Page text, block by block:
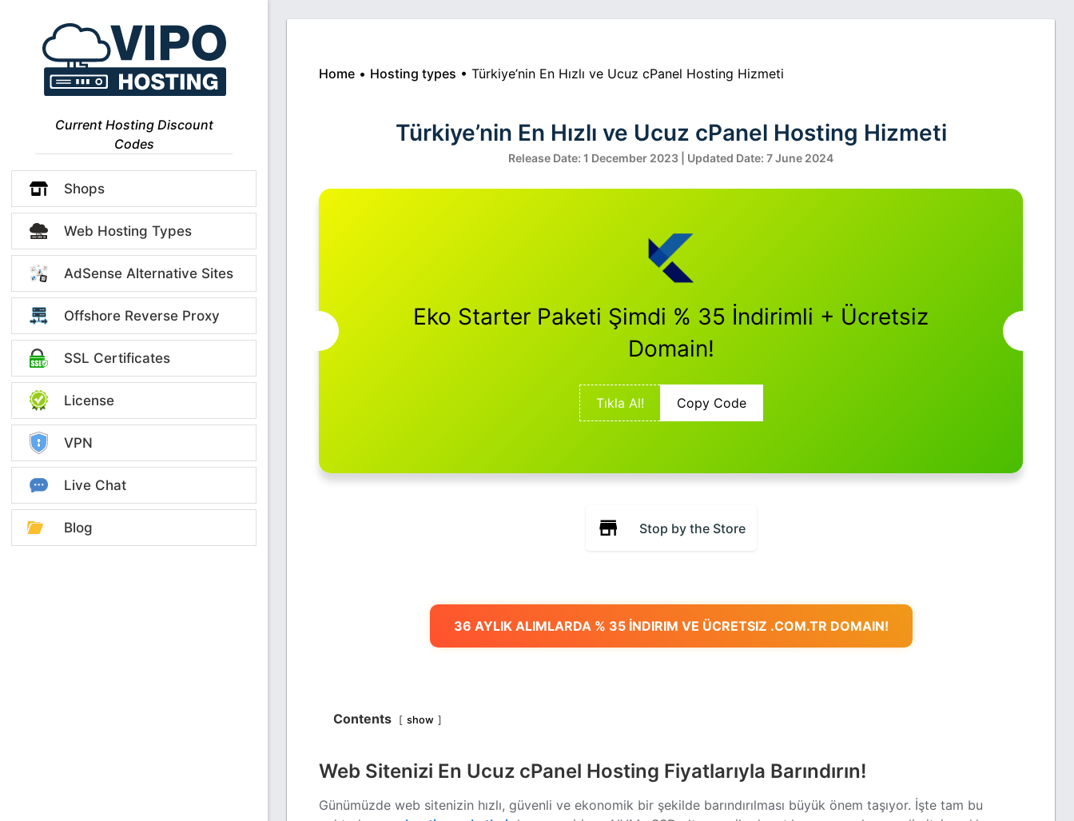
Current Hosting Discount
Codes
Shops
Web Hosting Types
AdSense Alternative Sites
Offshore Reverse Proxy
SSL Certificates
License
VPN
Live Chat
Blog
Home • Hosting types • Türkiye’nin En Hızlı ve Ucuz cPanel Hosting Hizmeti
Türkiye’nin En Hızlı ve Ucuz cPanel Hosting Hizmeti
Release Date: 1 December 2023 | Updated Date: 7 June 2024
Eko Starter Paketi Şimdi % 35 İndirimli + Ücretsiz
Domain!
Tıkla Al! Copy Code
Stop by the Store
36 AYLIK ALIMLARDA % 35 İNDIRIM VE ÜCRETSIZ .COM.TR DOMAIN!
Contents show
Web Sitenizi En Ucuz cPanel Hosting Fiyatlarıyla Barındırın!
Günümüzde web sitenizin hızlı, güvenli ve ekonomik bir şekilde barındırılması büyük önem taşıyor. İşte tam bu